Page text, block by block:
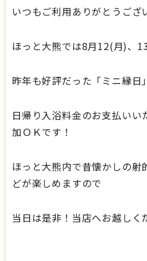
いつもご利用ありがとうござ
ほっと大熊では8月12(月)、
昨年も好評だった「ミニ縁日
日帰り入浴料金のお支払い
加ＯＫです！
ほっと大熊内で昔懐かしの射
どが楽しめますので
当日は是非！当店へお越しく